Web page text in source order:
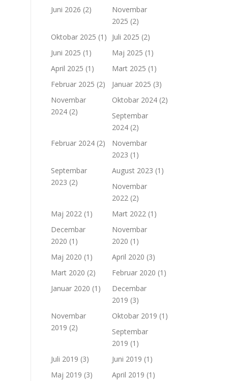
Juni 2026 (2)
Novembar
2025 (2)
Oktobar 2025 (1) Juli 2025 (2)
Juni 2025 (1) Maj 2025 (1)
April 2025 (1) Mart 2025 (1)
Februar 2025 (2) Januar 2025 (3)
Novembar
2024 (2)
Oktobar 2024 (2)
Septembar
2024 (2)
Februar 2024 (2)
Novembar
2023 (1)
Septembar
2023 (2)
August 2023 (1)
Novembar
2022 (2)
Maj 2022 (1) Mart 2022 (1)
Decembar
2020 (1)
Novembar
2020 (1)
Maj 2020 (1) April 2020 (3)
Mart 2020 (2) Februar 2020 (1)
Januar 2020 (1)
Decembar
2019 (3)
Novembar
2019 (2)
Oktobar 2019 (1)
Septembar
2019 (1)
Juli 2019 (3) Juni 2019 (1)
Maj 2019 (3) April 2019 (1)